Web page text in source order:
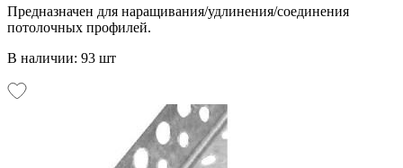
Предназначен для наращивания/удлинения/соединения
потолочных профилей.
В наличии: 93 шт